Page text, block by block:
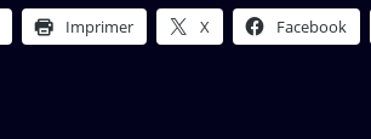
Imprimer X Facebook